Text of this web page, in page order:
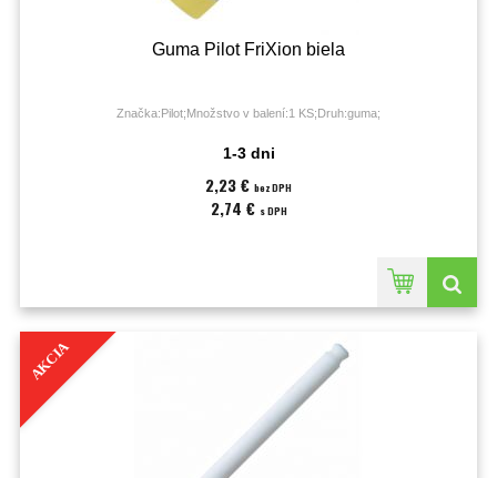
Guma Pilot FriXion biela
Značka:Pilot;Množstvo v balení:1 KS;Druh:guma;
1-3 dni
2,23 € bez DPH
2,74 € s DPH
AKCIA